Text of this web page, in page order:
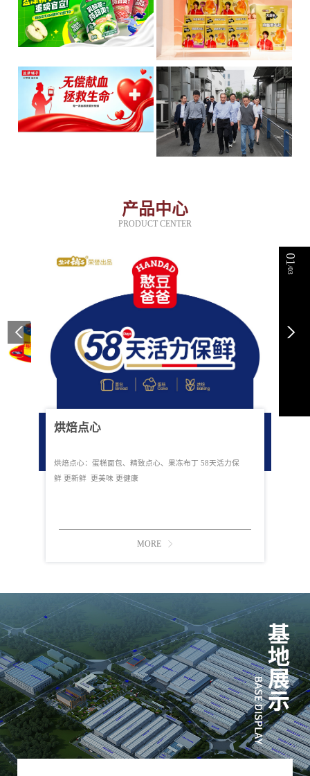
产品中心
PRODUCT CENTER
烘焙点心
烘焙点心：蛋糕面包、精致点心、果冻布丁 58天活力保
鲜 更新鲜 更美味 更健康
MORE
01
/03